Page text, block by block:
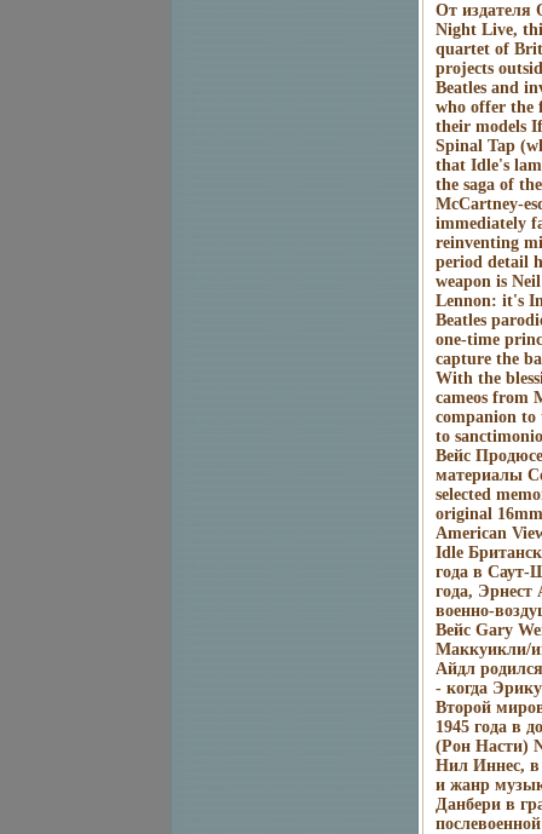
От издателя
Night Live,
quartet of
projects
Beatles and
who offer the
their models
Spinal Tap
that Idle's
the saga of
McCartney-
immediately
reinventing
period detail
weapon is
Lennon: it's
Beatles
one-time
capture the
With the
cameos from
companion to
to
Вейс
материалы
selected
original
American
Idle
года в Саут-
года,
военно-
Вейс Gary
Маккуикли/
Айдл
- когда
Второй
1945 года в
(Рон Насти)
Нил Иннес, в
и жанр
Данбери в